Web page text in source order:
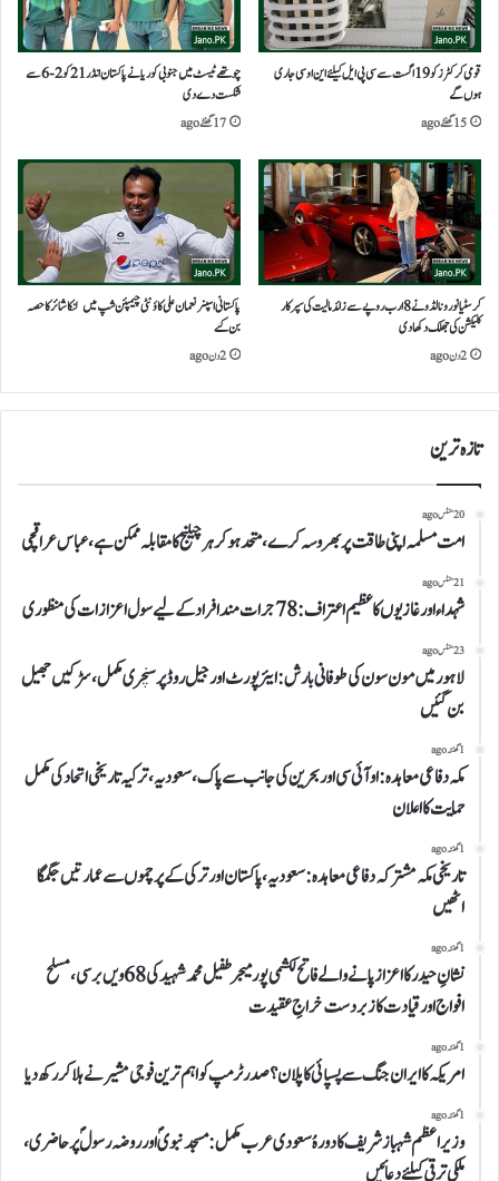
قومی کرکٹرز کو19اگست سے سی پی ایل کیلئے این او سی جاری
ہوں گے
15 گھنٹے ago
چوتھے ٹیسٹ میں جنوبی کوریا نے پاکستان انڈر 21 کو 2-6 سے
شکست دے دی
17 گھنٹے ago
کرسٹیانو رونالڈو نے 8 ارب روپے سے زائد مالیت کی سپر کار
کلیکشن کی جھلک دکھا دی
2 دن ago
پاکستانی اسپنر نعمان علی کاؤنٹی چیمپئن شپ میں لنکاشائر کا حصہ
بن گئے
2 دن ago
تازہ ترین
20 منٹس ago
امت مسلمہ اپنی طاقت پر بھروسہ کرے، متحد ہو کر ہر چیلنج کا مقابلہ ممکن ہے، عباس عراقچی
21 منٹس ago
شہداء اور غازیوں کا عظیم اعتراف: 78 جرات مند افراد کے لیے سول اعزازات کی منظوری
23 منٹس ago
لاہور میں مون سون کی طوفانی بارش: ایئرپورٹ اور جیل روڈ پر سنچری مکمل، سڑکیں جھیل
بن گئیں
1 گھنٹہ ago
مکہ دفاعی معاہدہ: او آئی سی اور بحرین کی جانب سے پاک، سعودیہ، ترکیہ تاریخی اتحاد کی مکمل
حمایت کا اعلان
1 گھنٹہ ago
تاریخی مکہ مشترکہ دفاعی معاہدہ: سعودیہ، پاکستان اور ترکی کے پرچموں سے عمارتیں جگمگا
اٹھیں
1 گھنٹہ ago
نشانِ حیدر کا اعزاز پانے والے فاتح لکشمی پور میجر طفیل محمد شہید کی 68ویں برسی، مسلح
افواج اور قیادت کا زبردست خراجِ عقیدت
1 گھنٹہ ago
امریکہ کا ایران جنگ سے پسپائی کا پلان؟ صدر ٹرمپ کو اہم ترین فوجی مشیر نے ہلا کر رکھ دیا
1 گھنٹہ ago
وزیراعظم شہباز شریف کا دورہُ سعودی عرب مکمل:مسجد نبویؐ اور روضہ رسولؐ پر حاضری،
ملکی ترقی کیلئے دعائیں